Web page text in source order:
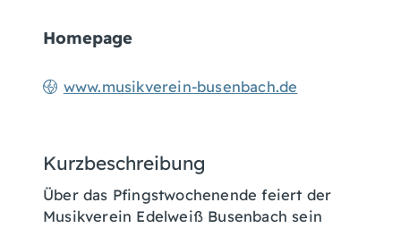
Homepage
www.musikverein-busenbach.de
Kurzbeschreibung
Über das Pfingstwochenende feiert der
Musikverein Edelweiß Busenbach sein